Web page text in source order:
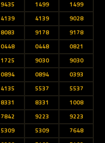
9435 1499
1499
4139 4139
9028
8083 9178
9178
0448 0448
0821
1725 9030
9030
0894 0894
0393
4135 5537
5537
8331 8331
1008
7842 9223
9223
5309 5309
7648